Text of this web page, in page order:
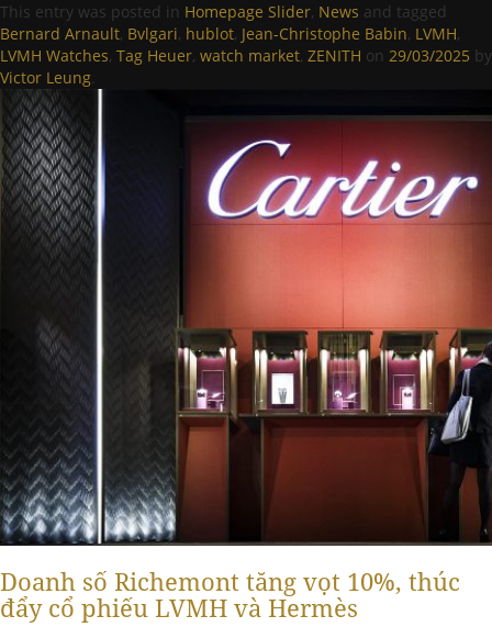
This entry was posted in Homepage Slider, News and tagged
Bernard Arnault, Bvlgari, hublot, Jean-Christophe Babin, LVMH,
LVMH Watches, Tag Heuer, watch market, ZENITH on 29/03/2025 by
Victor Leung.
Doanh số Richemont tăng vọt 10%, thúc
đẩy cổ phiếu LVMH và Hermès